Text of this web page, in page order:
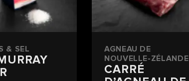
& SEL
AGNEAU DE
NOUVELLE-ZÉLANDE
CARRÉ